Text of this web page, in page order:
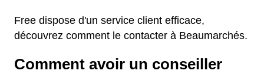
Free dispose d'un service client efficace,
découvrez comment le contacter à Beaumarchés.
Comment avoir un conseiller